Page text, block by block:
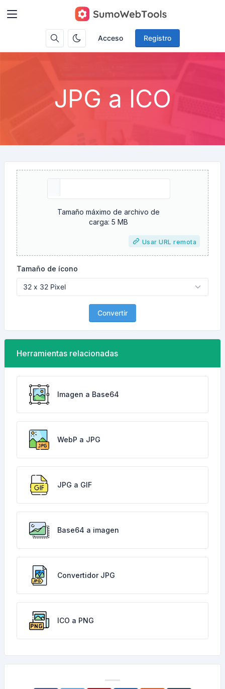
Acceso Registro
JPG a ICO
Tamaño máximo de archivo de
carga: 5 MB
Usar URL remota
Tamaño de ícono
Convertir
Herramientas relacionadas
Imagen a Base64
WebP a JPG
JPG a GIF
Base64 a imagen
Convertidor JPG
ICO a PNG